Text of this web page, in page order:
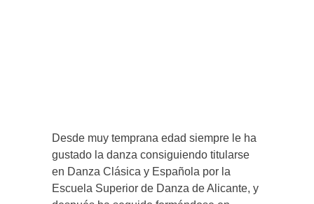
Desde muy temprana edad siempre le ha
gustado la danza consiguiendo titularse
en Danza Clásica y Española por la
Escuela Superior de Danza de Alicante, y